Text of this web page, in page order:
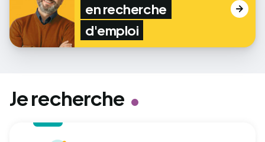
en recherche
d'emploi
Je recherche